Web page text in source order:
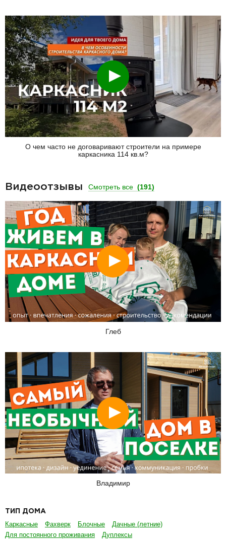
Смотреть
О чем часто не договаривают строители на примере
каркасника 114 кв.м?
Видеоотзывы Смотреть все (191)
Смотреть
Глеб
Смотреть
Владимир
ТИП ДОМА
Каркасные Фахверк Блочные
Дачные (летние)
Для постоянного проживания
Дуплексы